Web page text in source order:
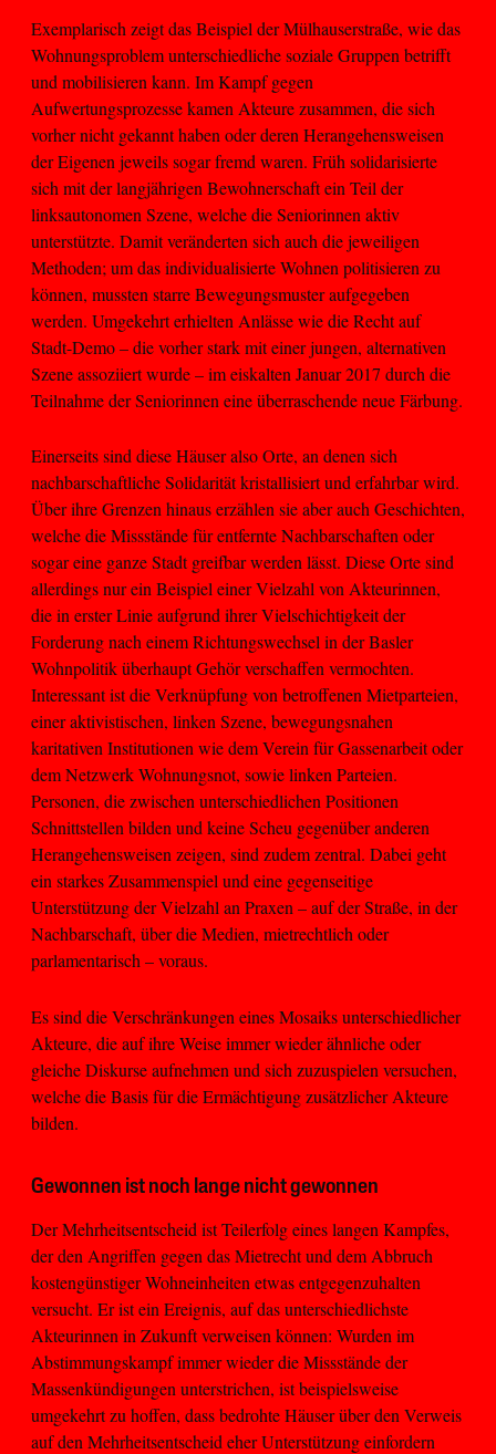
Exemplarisch zeigt das Beispiel der Mülhauserstraße, wie das
Wohnungsproblem unterschiedliche soziale Gruppen betrifft
und mobilisieren kann. Im Kampf gegen
Aufwertungsprozesse kamen Akteure zusammen, die sich
vorher nicht gekannt haben oder deren Herangehensweisen
der Eigenen jeweils sogar fremd waren. Früh solidarisierte
sich mit der langjährigen Bewohnerschaft ein Teil der
linksautonomen Szene, welche die Seniorinnen aktiv
unterstützte. Damit veränderten sich auch die jeweiligen
Methoden; um das individualisierte Wohnen politisieren zu
können, mussten starre Bewegungsmuster aufgegeben
werden. Umgekehrt erhielten Anlässe wie die Recht auf
Stadt-Demo – die vorher stark mit einer jungen, alternativen
Szene assoziiert wurde – im eiskalten Januar 2017 durch die
Teilnahme der Seniorinnen eine überraschende neue Färbung.
Einerseits sind diese Häuser also Orte, an denen sich
nachbarschaftliche Solidarität kristallisiert und erfahrbar wird.
Über ihre Grenzen hinaus erzählen sie aber auch Geschichten,
welche die Missstände für entfernte Nachbarschaften oder
sogar eine ganze Stadt greifbar werden lässt. Diese Orte sind
allerdings nur ein Beispiel einer Vielzahl von Akteurinnen,
die in erster Linie aufgrund ihrer Vielschichtigkeit der
Forderung nach einem Richtungswechsel in der Basler
Wohnpolitik überhaupt Gehör verschaffen vermochten.
Interessant ist die Verknüpfung von betroffenen Mietparteien,
einer aktivistischen, linken Szene, bewegungsnahen
karitativen Institutionen wie dem Verein für Gassenarbeit oder
dem Netzwerk Wohnungsnot, sowie linken Parteien.
Personen, die zwischen unterschiedlichen Positionen
Schnittstellen bilden und keine Scheu gegenüber anderen
Herangehensweisen zeigen, sind zudem zentral. Dabei geht
ein starkes Zusammenspiel und eine gegenseitige
Unterstützung der Vielzahl an Praxen – auf der Straße, in der
Nachbarschaft, über die Medien, mietrechtlich oder
parlamentarisch – voraus.
Es sind die Verschränkungen eines Mosaiks unterschiedlicher
Akteure, die auf ihre Weise immer wieder ähnliche oder
gleiche Diskurse aufnehmen und sich zuzuspielen versuchen,
welche die Basis für die Ermächtigung zusätzlicher Akteure
bilden.
Gewonnen ist noch lange nicht gewonnen
Der Mehrheitsentscheid ist Teilerfolg eines langen Kampfes,
der den Angriffen gegen das Mietrecht und dem Abbruch
kostengünstiger Wohneinheiten etwas entgegenzuhalten
versucht. Er ist ein Ereignis, auf das unterschiedlichste
Akteurinnen in Zukunft verweisen können: Wurden im
Abstimmungskampf immer wieder die Missstände der
Massenkündigungen unterstrichen, ist beispielsweise
umgekehrt zu hoffen, dass bedrohte Häuser über den Verweis
auf den Mehrheitsentscheid eher Unterstützung einfordern